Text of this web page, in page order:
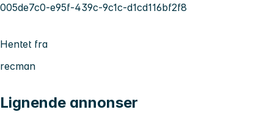
005de7c0-e95f-439c-9c1c-d1cd116bf2f8
Hentet fra
recman
Lignende annonser